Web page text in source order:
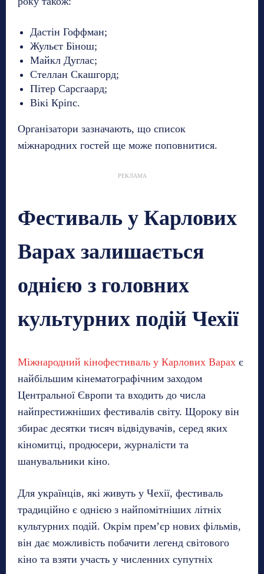
Дастін Гоффман;
Жульєт Бінош;
Майкл Дуглас;
Стеллан Скашгорд;
Пітер Сарсгаард;
Вікі Кріпс.
Організатори зазначають, що список
міжнародних гостей ще може поповнитися.
РЕКЛАМА
Фестиваль у Карлових
Варах залишається
однією з головних
культурних подій Чехії
Міжнародний кінофестиваль у Карлових Варах є
найбільшим кінематографічним заходом
Центральної Європи та входить до числа
найпрестижніших фестивалів світу. Щороку він
збирає десятки тисяч відвідувачів, серед яких
кіномитці, продюсери, журналісти та
шанувальники кіно.
Для українців, які живуть у Чехії, фестиваль
традиційно є однією з найпомітніших літніх
культурних подій. Окрім прем’єр нових фільмів,
він дає можливість побачити легенд світового
кіно та взяти участь у численних супутніх